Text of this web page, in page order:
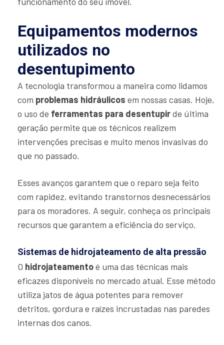
Equipamentos modernos
utilizados no
desentupimento
A tecnologia transformou a maneira como lidamos
com problemas hidráulicos em nossas casas. Hoje,
o uso de ferramentas para desentupirde última
geração permite que os técnicos realizem
intervenções precisas e muito menos invasivas do
que no passado.
Esses avanços garantem que o reparo seja feito
com rapidez, evitando transtornos desnecessários
para os moradores. A seguir, conheça os principais
recursos que garantem a eficiência do serviço.
Sistemas de hidrojateamento de alta pressão
O hidrojateamentoé uma das técnicas mais
eficazes disponíveis no mercado atual. Esse método
utiliza jatos de água potentes para remover
detritos, gordura e raízes incrustadas nas paredes
internas dos canos.